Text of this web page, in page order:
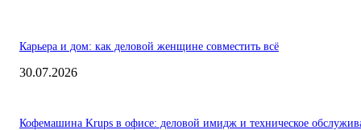
Карьера и дом: как деловой женщине совместить всё
30.07.2026
Кофемашина Krups в офисе: деловой имидж и техническое